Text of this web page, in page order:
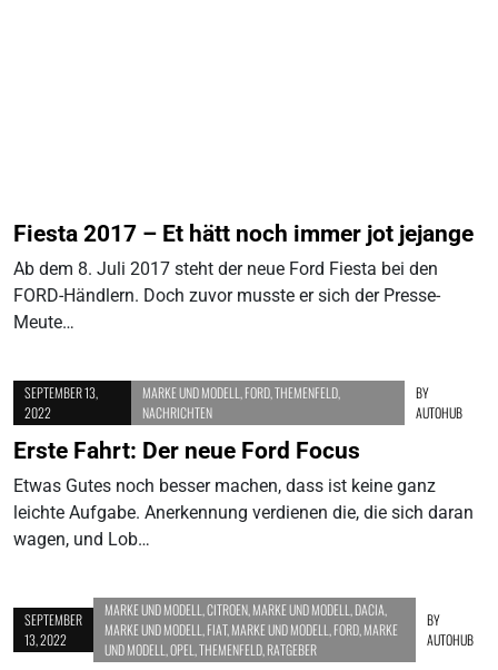
Fiesta 2017 – Et hätt noch immer jot jejange
Ab dem 8. Juli 2017 steht der neue Ford Fiesta bei den
FORD-Händlern. Doch zuvor musste er sich der Presse-
Meute…
SEPTEMBER 13,
2022
MARKE UND MODELL FORD, THEMENFELD,
NACHRICHTEN
BY
AUTOHUB
Erste Fahrt: Der neue Ford Focus
Etwas Gutes noch besser machen, dass ist keine ganz
leichte Aufgabe. Anerkennung verdienen die, die sich daran
wagen, und Lob…
SEPTEMBER
13, 2022
MARKE UND MODELL CITROEN MARKE UND MODELL DACIA
MARKE UND MODELL FIAT, MARKE UND MODELL FORD MARKE
UND MODELL OPEL THEMENFELD RATGEBER
BY
AUTOHUB